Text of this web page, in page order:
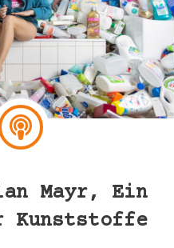
Mayr, Ein
Kunststoffe